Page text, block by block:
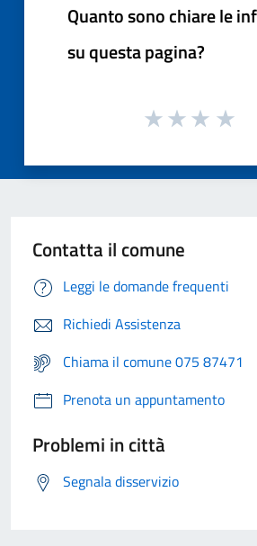
Quanto sono chiare le
su questa pagina?
Contatta il comune
Leggi le domande frequenti
Richiedi Assistenza
Chiama il comune 075 87471
Prenota un appuntamento
Problemi in città
Segnala disservizio